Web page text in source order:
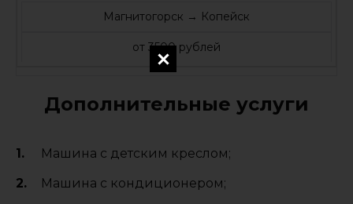
Магнитогорск → Копейск
от 3500 рублей
Дополнительные услуги
Машина с детским креслом;
Машина с кондиционером;